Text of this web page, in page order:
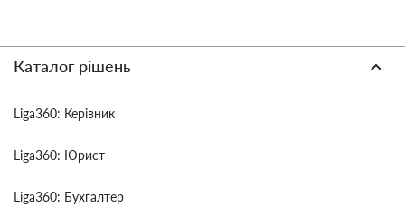
Каталог рішень
Liga360: Керівник
Liga360: Юрист
Liga360: Бухгалтер